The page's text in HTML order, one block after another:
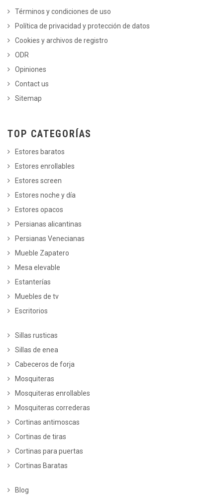
Términos y condiciones de uso
Política de privacidad y protección de datos
Cookies y archivos de registro
ODR
Opiniones
Contact us
Sitemap
TOP CATEGORÍAS
Estores baratos
Estores enrollables
Estores screen
Estores noche y día
Estores opacos
Persianas alicantinas
Persianas Venecianas
Mueble Zapatero
Mesa elevable
Estanterías
Muebles de tv
Escritorios
Sillas rusticas
Sillas de enea
Cabeceros de forja
Mosquiteras
Mosquiteras enrollables
Mosquiteras correderas
Cortinas antimoscas
Cortinas de tiras
Cortinas para puertas
Cortinas Baratas
Blog